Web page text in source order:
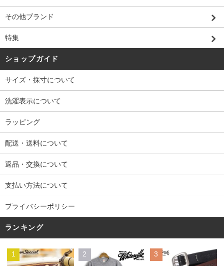
その他ブランド
特集
ショップガイド
サイズ・採寸について
洗濯表示について
ラッピング
配送・送料について
返品・交換について
支払い方法について
プライバシーポリシー
ランキング
1 2 3